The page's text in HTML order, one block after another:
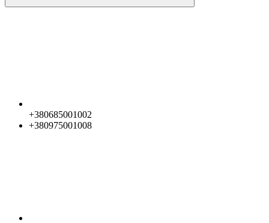
+380685001002
+380975001008